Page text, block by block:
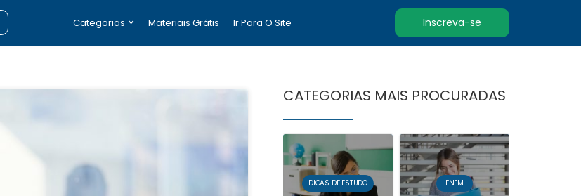
Categorias Materiais Grátis Ir Para O Site Inscreva-se
CATEGORIAS MAIS PROCURADAS
DICAS DE ESTUDO ENEM